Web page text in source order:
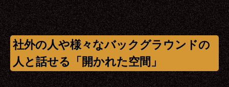
社外の人や様々なバックグラウンドの
人と話せる「開かれた空間」